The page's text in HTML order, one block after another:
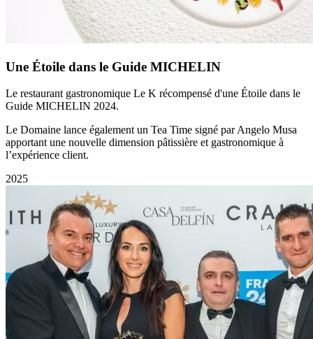
Une Étoile dans le Guide MICHELIN
Le restaurant gastronomique Le K récompensé d'une Étoile dans le
Guide MICHELIN 2024.
Le Domaine lance également un Tea Time signé par Angelo Musa
apportant une nouvelle dimension pâtissière et gastronomique à
l’expérience client.
2025